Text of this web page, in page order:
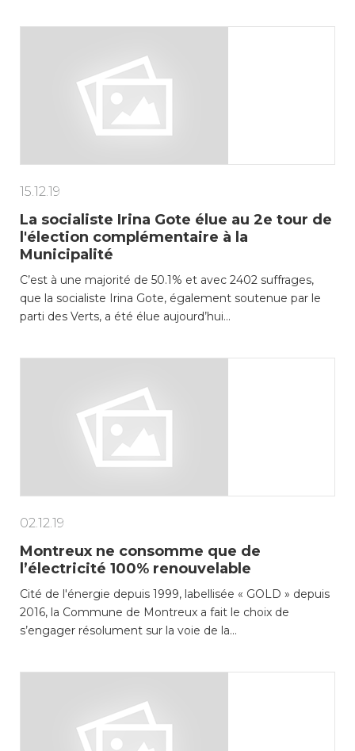
15.12.19
La socialiste Irina Gote élue au 2e tour de
l'élection complémentaire à la
Municipalité
C’est à une majorité de 50.1% et avec 2402 suffrages,
que la socialiste Irina Gote, également soutenue par le
parti des Verts, a été élue aujourd’hui…
02.12.19
Montreux ne consomme que de
l’électricité 100% renouvelable
Cité de l'énergie depuis 1999, labellisée « GOLD » depuis
2016, la Commune de Montreux a fait le choix de
s’engager résolument sur la voie de la…